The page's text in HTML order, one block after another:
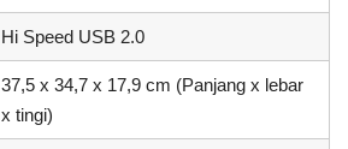
Hi Speed USB 2.0
37,5 x 34,7 x 17,9 cm (Panjang x lebar
x tingi)